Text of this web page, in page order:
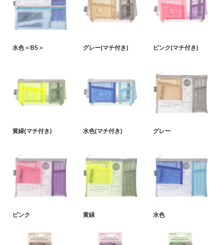
水色＜B5＞ グレー(マチ付き) ピンク(マチ付き)
黄緑(マチ付き) 水色(マチ付き) グレー
ピンク 黄緑 水色